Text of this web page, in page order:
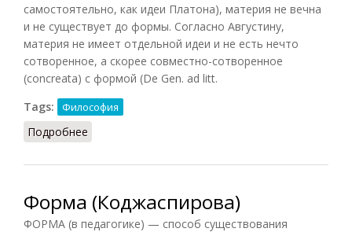
самостоятельно, как идеи Платона), материя не вечна
и не существует до формы. Согласно Августину,
материя не имеет отдельной идеи и не есть нечто
сотворенное, а скорее совместно-сотворенное
(concreata) с формой (De Gen. ad litt.
Tags:
Философия
Подробнее
Форма (Коджаспирова)
ФОРМА (в педагогике) — способ существования